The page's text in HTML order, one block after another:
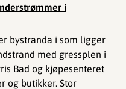
i
bystranda i som ligger
med gressplen i
Bad og kjøpesenteret
og butikker. Stor